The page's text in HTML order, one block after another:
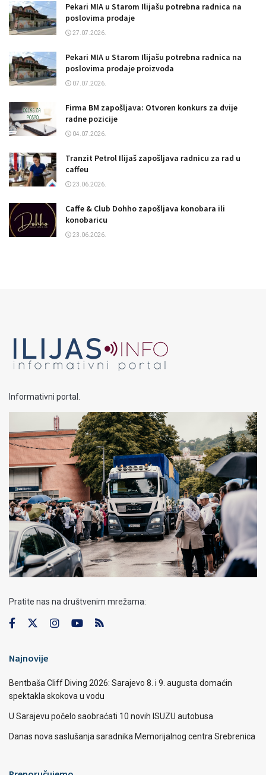
Pekari MIA u Starom Ilijašu potrebna radnica na
poslovima prodaje
27.07.2026.
Pekari MIA u Starom Ilijašu potrebna radnica na
poslovima prodaje proizvoda
07.07.2026.
Firma BM zapošljava: Otvoren konkurs za dvije
radne pozicije
04.07.2026.
Tranzit Petrol Ilijaš zapošljava radnicu za rad u
caffeu
23.06.2026.
Caffe & Club Dohho zapošljava konobara ili
konobaricu
23.06.2026.
Informativni portal.
Pratite nas na društvenim mrežama:
Najnovije
Bentbaša Cliff Diving 2026: Sarajevo 8. i 9. augusta domaćin
spektakla skokova u vodu
U Sarajevu počelo saobraćati 10 novih ISUZU autobusa
Danas nova saslušanja saradnika Memorijalnog centra Srebrenica